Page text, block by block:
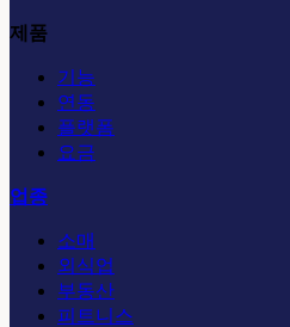
제품
기능
연동
플랫폼
요금
업종
소매
외식업
부동산
피트니스